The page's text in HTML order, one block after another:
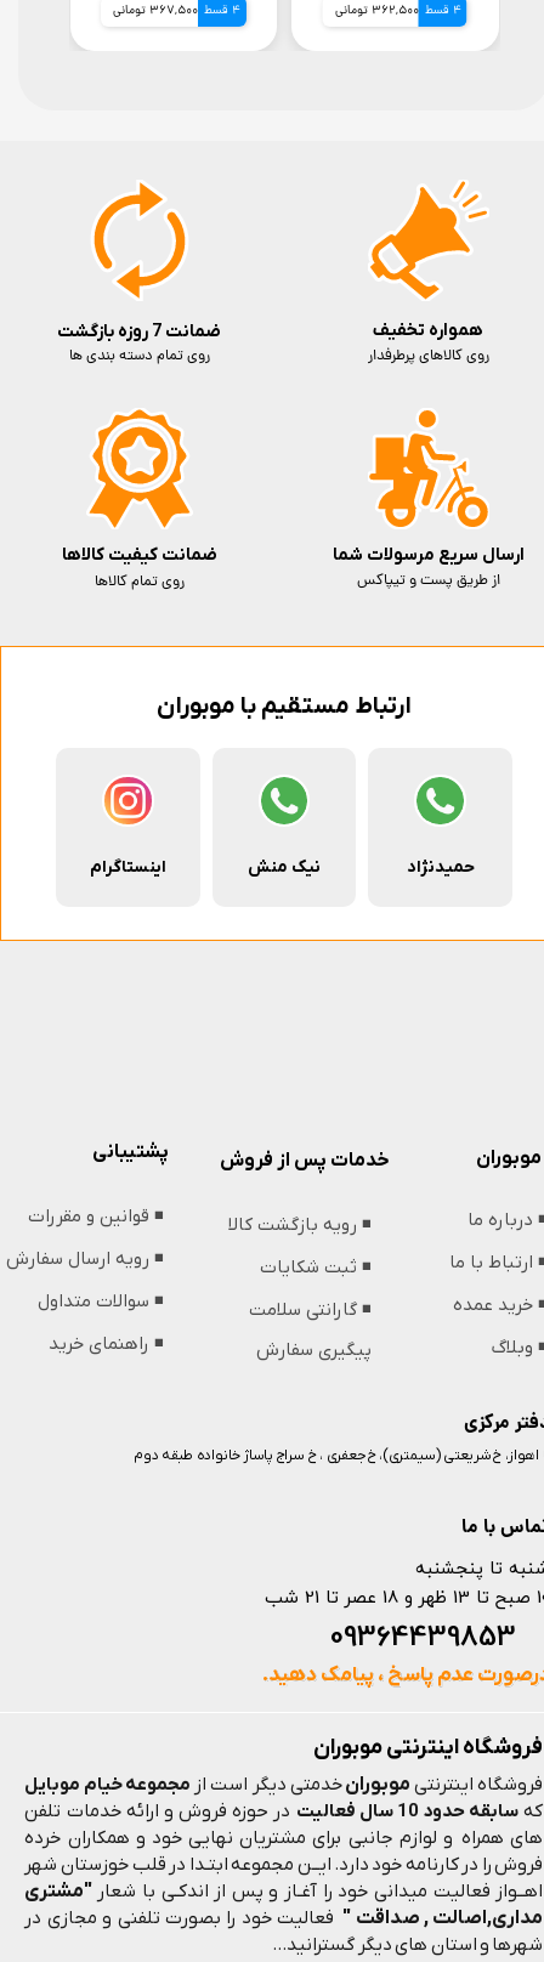
4 قسط 367,500 تومانی 4 قسط 362,500 تومانی
فروشگاه اینترنتی موبوران
فروشگاه اینترنتی موبورانخدمتی دیگر است از مجموعه خیام موبایل
که سابقه حدود 10 سال فعالیت
در حوزه فروش و ارائه خدمات تلفن
های همراه و لوازم جانبی برای مشتریان نهایی خود و همکاران خرده
فروش را در کارنامه خود دارد. ایــن مجموعه ابتـدا در قلب خوزستان شهر
اهــواز فعالیت میدانی خود را آغـاز و پس از اندکـی با شعار "مشتری
مداری,اصالت , صداقت " فعالیت خود را بصورت تلفنی و مجازی در
شهرها و استان های دیگر گسترانید...
ارتباط مستقیم با موبوران
حمیدنژاد نیک منش اینستاگرام
ضمانت 7 روزه بازگشت
روی تمام دسته بندی ها
ارسال سریع مرسولات شما
از طریق پست و تیپاکس
ضمانت کیفیت کالاها
روی تمام کالاها
همواره تخفیف
روی کالاهای پرطرفدار
مرکزی
با ما
اهواز، خ شریعتی (سیمتری)، خ جعفری ، خ سراج پاساژ خانواده طبقه دوم
تا پنجشنبه
تا 21 شب
عدم پاسخ ، پیامک دهید.
پشتیبانی
◾️ قوانین و مقررات
◾️ رویه ارسال سفارش
◾️ سوالات متداول
◾️ راهنمای خرید
موبوران
درباره ما
ارتباط با ما
خرید عمده
وبلاگ
خدمات پس از فروش
◾️ رویه بازگشت کالا
◾️ ثبت شکایات
◾️ گارانتی سلامت
پیگیری سفارش